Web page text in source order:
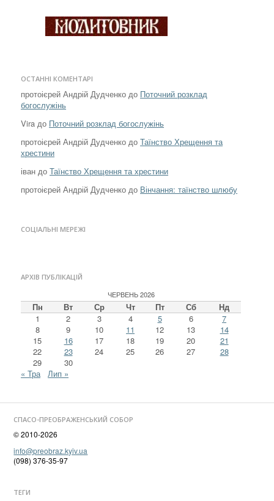
ОСТАННІ КОМЕНТАРІ
протоієрей Андрій Дудченко до Поточний розклад
богослужінь
Vira до Поточний розклад богослужінь
протоієрей Андрій Дудченко доТаїнство Хрещення та
хрестини
іван доТаїнство Хрещення та хрестини
протоієрей Андрій Дудченко до Вінчання: таїнство шлюбу
СОЦІАЛЬНІ МЕРЕЖІ
АРХІВ ПУБЛІКАЦІЙ
ЧЕРВЕНЬ 2026
Пн Вт Ср Чт Пт Сб
Нд
1
2 3 4 5 6
7
8
9 10 11 12 13
14
15
16 17 18 19 20
21
22
23 24 25 26 27
28
29
30
« Тра
Лип »
СПАСО-ПРЕОБРАЖЕНСЬКИЙ СОБОР
© 2010-2026
info@preobraz.kyiv.ua
(098) 376-35-97
ТЕГИ